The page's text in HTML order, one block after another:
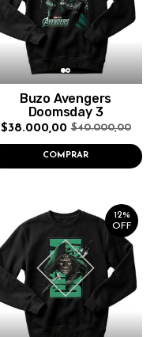
Buzo Avengers
Doomsday 3
$38.000,00 $40.000,00
COMPRAR
12%
OFF